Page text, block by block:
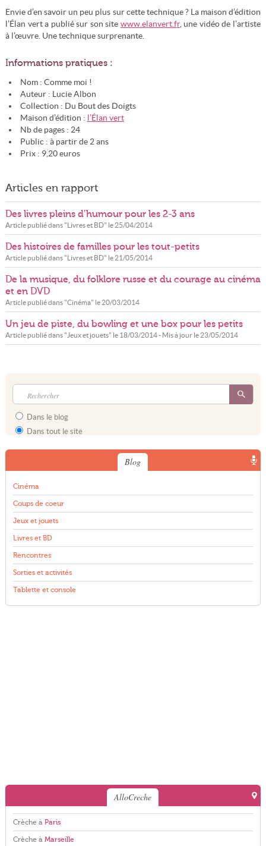
Envie d’en savoir un peu plus sur cette technique ? La maison d’édition
l’Élan vert a publié sur son site www.elanvert.fr, une vidéo de l’artiste
à l’œuvre. Une technique surprenante.
Informations pratiques :
Nom : Comme moi !
Auteur : Lucie Albon
Collection : Du Bout des Doigts
Maison d’édition : l’Élan vert
Nb de pages : 24
Public : à partir de 2 ans
Prix : 9,20 euros
Articles en rapport
Des livres pleins d’humour pour les 2-3 ans
Article publié dans "Livres et BD" le 25/04/2014
Des histoires de familles pour les tout-petits
Article publié dans "Livres et BD" le 21/05/2014
De la musique, du folklore russe et du courage au cinéma
et en DVD
Article publié dans "Cinéma" le 20/03/2014
Un jeu de piste, du bowling et une box pour les petits
Article publié dans " Jeux et jouets" le 18/03/2014- Mis à jour le 23/05/2014
Dans le blog
Dans tout le site
Blog
Cinéma
Coups de coeur
Jeux et jouets
Livres et BD
Rencontres
Sorties et activités
Tablette et console
AlloCreche
Crèche à Paris
Crèche à Marseille